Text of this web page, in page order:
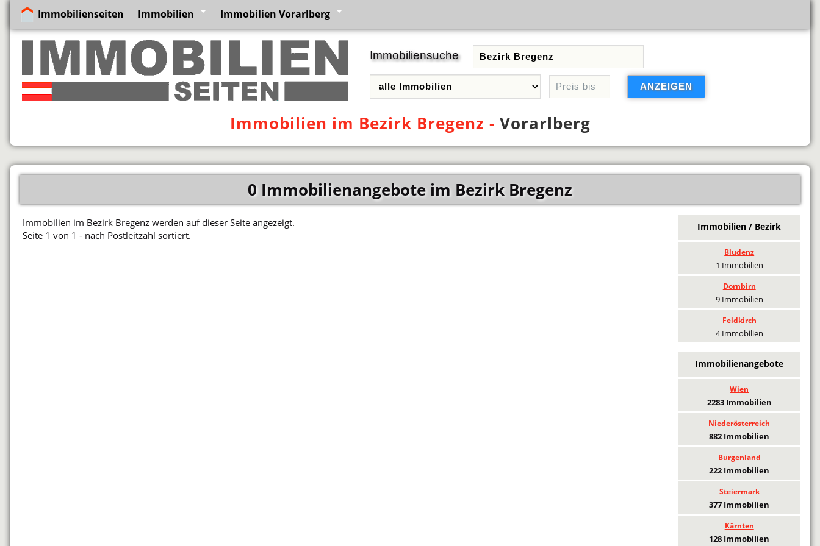
Immobilienseiten Immobilien Immobilien Vorarlberg
Immobiliensuche
Immobilien im Bezirk Bregenz - Vorarlberg
0 Immobilienangebote im Bezirk Bregenz
Immobilien im Bezirk Bregenz werden auf dieser Seite angezeigt.
Seite 1 von 1 - nach Postleitzahl sortiert.
Immobilien / Bezirk
Bludenz
1 Immobilien
Dornbirn
9 Immobilien
Feldkirch
4 Immobilien
Immobilienangebote
Wien
2283 Immobilien
Niederösterreich
882 Immobilien
Burgenland
222 Immobilien
Steiermark
377 Immobilien
Kärnten
128 Immobilien